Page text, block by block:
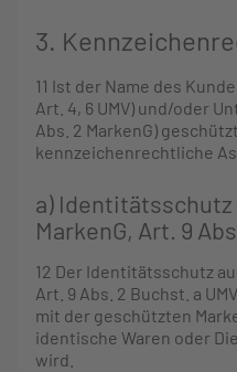
3.
11 Ist der Name des
Art. 4, 6 UMV) und/oder
Abs. 2 MarkenG)
kennzeichenrechtliche
a) Identitätsschutz
MarkenG, Art. 9
12 Der Identitätsschutz
Art. 9 Abs. 2 Buchst. a
mit der geschützten
identische Waren oder
wird.